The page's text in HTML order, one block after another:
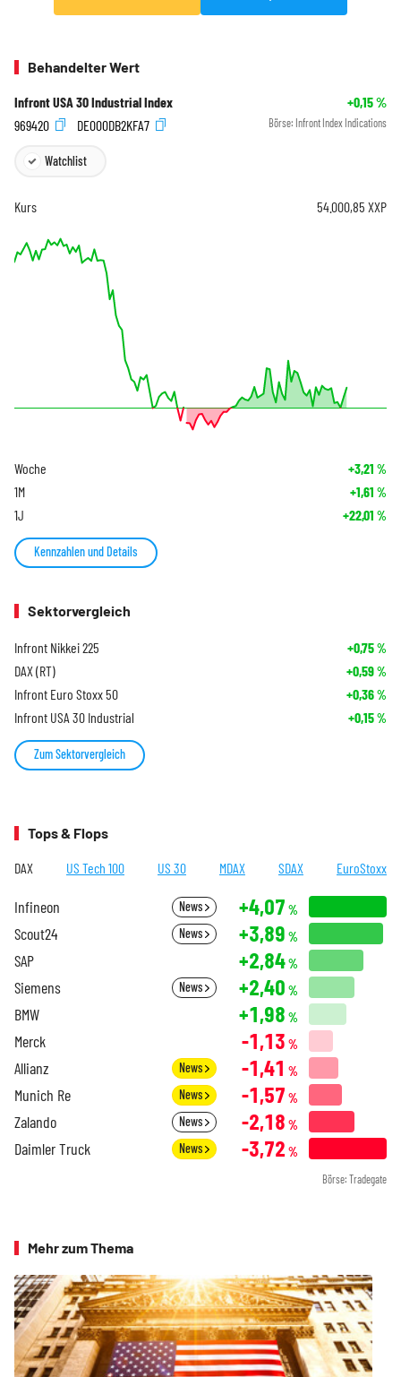
Behandelter Wert
Infront USA 30 Industrial Index +0,15%
969420
DE000DB2KFA7 Börse: Infront Index Indications
Watchlist
Kurs 54.000,85 XXP
Woche +3,21 %
1M +1,61 %
1J +22,01 %
Kennzahlen und Details
Sektorvergleich
Infront Nikkei 225 +0,75%
DAX (RT) +0,59%
Infront Euro Stoxx 50 +0,36%
Infront USA 30 Industrial +0,15%
Zum Sektorvergleich
Tops & Flops
DAX US Tech 100 US 30 MDAX SDAX EuroStoxx
Infineon News +4,07 %
Scout24 News +3,89 %
SAP +2,84%
Siemens News +2,40 %
BMW +1,98 %
Merck -1,13 %
Allianz News -1,41 %
Munich Re News -1,57 %
Zalando News -2,18 %
Daimler Truck News -3,72 %
Börse: Tradegate
Mehr zum Thema